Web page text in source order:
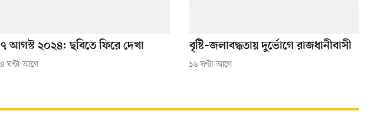
৭ আগস্ট ২০২৪: ছবিতে ফিরে দেখা
৪ ঘণ্টা আগে
বৃষ্টি–জলাবদ্ধতায় দুর্ভোগে রাজধানীবাসী
১৬ ঘণ্টা আগে